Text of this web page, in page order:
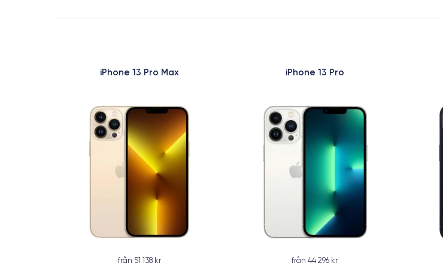
iPhone 13 Pro Max
från 51 138 kr
iPhone 13 Pro
från 44 296 kr